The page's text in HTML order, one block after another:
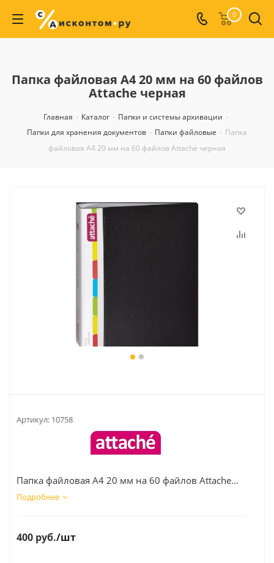
0
Папка файловая А4 20 мм на 60 файлов
Attache черная
Главная - Каталог - Папки и системы архивации -
Папки для хранения документов - Папки файловые - Папка
файловая А4 20 мм на 60 файлов Attache черная
Артикул: 10758
Папка файловая А4 20 мм на 60 файлов Attache...
Подробнее
400 руб./шт